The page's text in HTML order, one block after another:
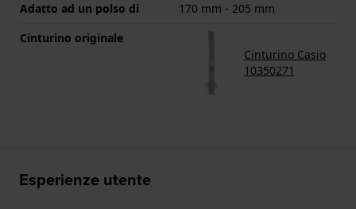
Adatto ad un polso di
170 mm - 205 mm
Cinturino originale
Cinturino Casio
10350271
Esperienze utente